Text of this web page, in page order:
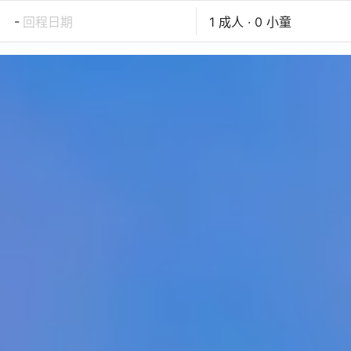
- 回程日期 1 成人 · 0 小童